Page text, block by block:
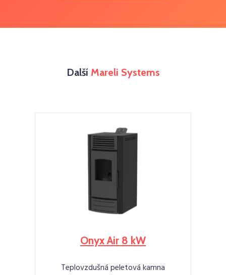
Další Mareli Systems
Onyx Air 8 kW
Teplovzdušná peletová kamna